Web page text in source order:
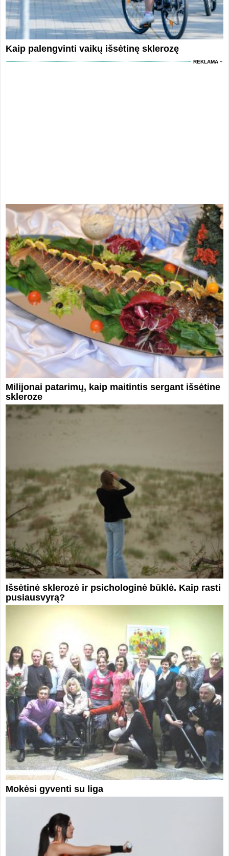
Kaip palengvinti vaikų išsėtinę sklerozę
REKLAMA
Milijonai patarimų, kaip maitintis sergant išsėtine
skleroze
Išsėtinė sklerozė ir psichologinė būklė. Kaip rasti
pusiausvyrą?
Mokėsi gyventi su liga